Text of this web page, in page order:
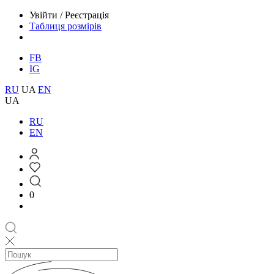
Увійти /Реєстрація
Таблиця розмірів
FB
IG
RU UA EN
UA
RU
EN
0